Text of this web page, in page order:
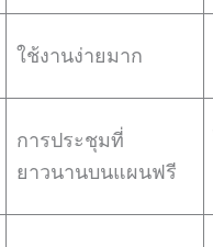
ใช้งานง่ายมาก
การประชุมที่
ยาวนานบนแผนฟรี